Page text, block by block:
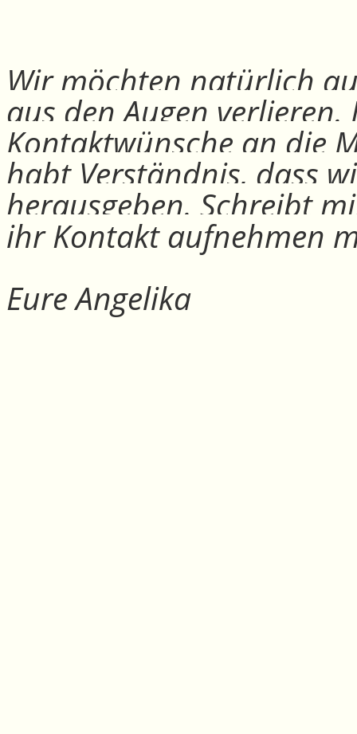
Wir möchten natürlich
aus den Augen
Kontaktwünsche an die
habt Verständnis, dass
herausgeben. Schreibt
ihr Kontakt aufnehmen
Eure Angelika